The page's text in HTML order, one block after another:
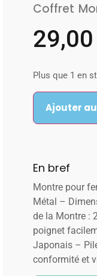
Coffret
29,00
Plus que 1 en
Ajouter
En bref
Montre pour
Métal –
de la Montre :
poignet
Japonais –
conformité et